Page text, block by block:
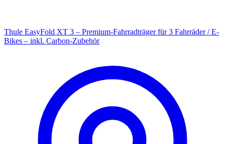
Thule EasyFold XT 3 – Premium-Fahrradträger für 3 Fahrräder / E-
Bikes – inkl. Carbon-Zubehör